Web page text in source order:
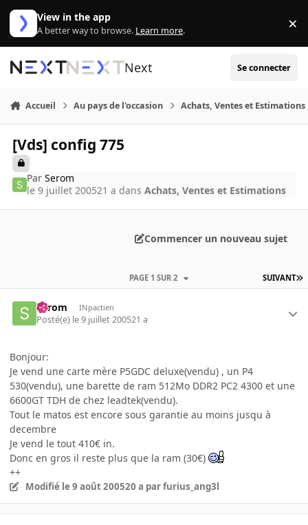
Aller au contenu
View in the app
A better way to browse. Learn more. ×
Next Se connecter
Accueil Au pays de l'occasion Achats, Ventes et Estimations
[Vds] config 775
ParSerom
le 9 juillet 200521 a dansAchats, Ventes et Estimations
Commencer un nouveau sujet
SUIVANT
PAGE 1 SUR 2
Serom INpactien
Posté(e) le 9 juillet 200521 a
Bonjour:
Je vend une carte mère P5GDC deluxe(vendu) , un P4
530(vendu), une barette de ram 512Mo DDR2 PC2 4300 et une
6600GT TDH de chez leadtek(vendu).
Tout le matos est encore sous garantie au moins jusqu à
decembre
Je vend le tout 410€ in.
Donc en gros il reste plus que la ram (30€)
++
Modifié le 9 août 200520 a par furius_ang3l